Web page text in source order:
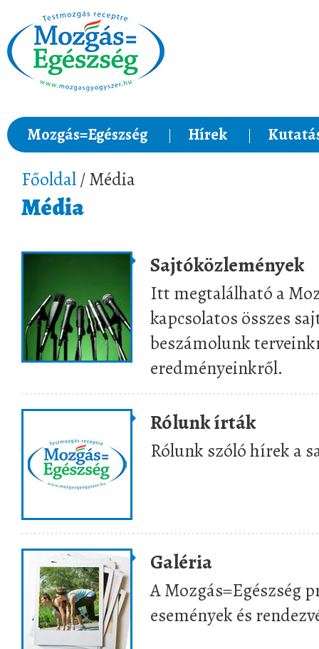
Mozgás=Egészség Hírek
Főoldal/ Média
Média
Sajtóközlemények
Itt megtalálható a
kapcsolatos összes
beszámolunk
eredményeinkről.
Rólunk írták
Rólunk szóló hírek a
Galéria
A Mozgás=Egészség
események és